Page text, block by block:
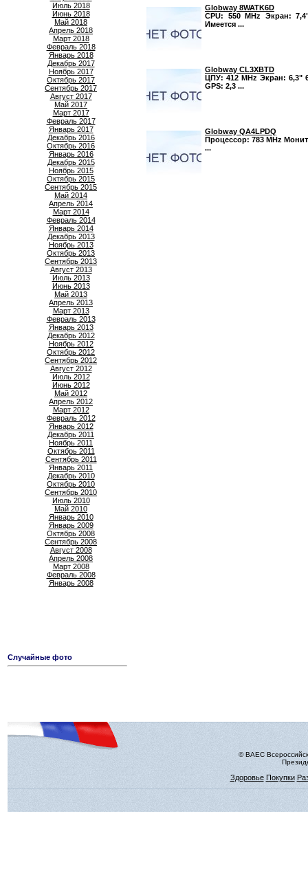
Июль 2018
Июнь 2018
Май 2018
Апрель 2018
Март 2018
Февраль 2018
Январь 2018
Декабрь 2017
Ноябрь 2017
Октябрь 2017
Сентябрь 2017
Август 2017
Май 2017
Март 2017
Февраль 2017
Январь 2017
Декабрь 2016
Октябрь 2016
Январь 2016
Декабрь 2015
Ноябрь 2015
Октябрь 2015
Сентябрь 2015
Май 2014
Апрель 2014
Март 2014
Февраль 2014
Январь 2014
Декабрь 2013
Ноябрь 2013
Октябрь 2013
Сентябрь 2013
Август 2013
Июль 2013
Июнь 2013
Май 2013
Апрель 2013
Март 2013
Февраль 2013
Январь 2013
Декабрь 2012
Ноябрь 2012
Октябрь 2012
Сентябрь 2012
Август 2012
Июль 2012
Июнь 2012
Май 2012
Апрель 2012
Март 2012
Февраль 2012
Январь 2012
Декабрь 2011
Ноябрь 2011
Октябрь 2011
Сентябрь 2011
Январь 2011
Декабрь 2010
Октябрь 2010
Сентябрь 2010
Июль 2010
Май 2010
Январь 2010
Январь 2009
Октябрь 2008
Сентябрь 2008
Август 2008
Апрель 2008
Март 2008
Февраль 2008
Январь 2008
Globway 8WATK6D
CPU: 550 MHz Экран:
Имеется ...
Globway CL3XBTD
ЦПУ: 412 MHz Экран: 6,3"
GPS: 2,3 ...
Globway QA4LPDQ
Процессор: 783 MHz
...
Случайные фото
© ВАЕС
Здоровье Покупки